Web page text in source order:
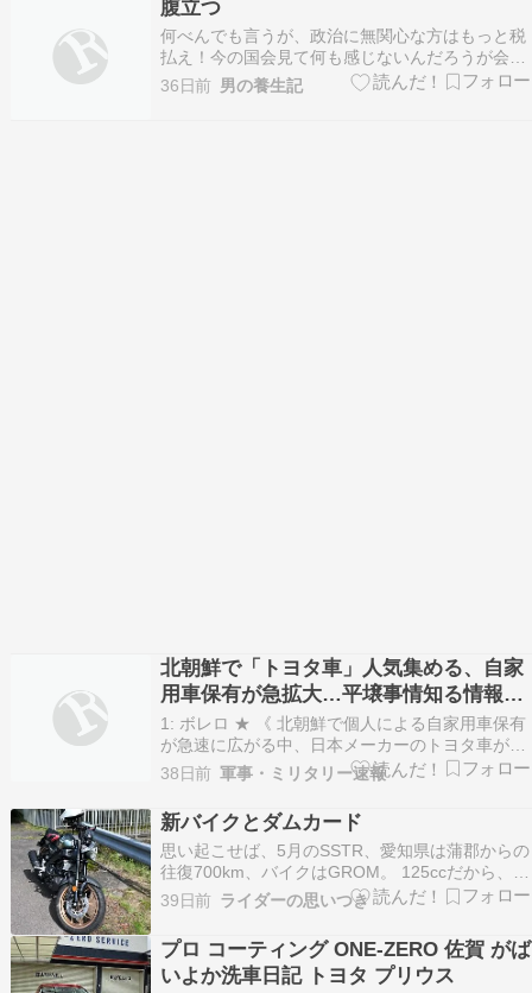
からで、欧州ではレギュラーガソリンでも日本だ
とハイオクになっ…
腹立つ
何べんでも言うが、政治に無関心な方はもっと税
払え！今の国会見て何も感じないんだろうが会期
末に向けて、最優先が皇室典範こんな事許される
のがおかしいよね。異常な円安には全く触れず、
36日前 男の養生記
北朝鮮で「トヨタ車」人気集める、自家
用車保有が急拡大…平壌事情知る情報
筋！
1: ボレロ ★ 《 北朝鮮で個人による自家用車保有
が急速に広がる中、日本メーカーのトヨタ車が平
壌市内で目立つ存在になっていることが分かっ
た。米政府系メディアのラジオ・フリー・アジア
（RFA）が23日、北朝鮮内部情報筋の話として報
じた。 》 ここまで一部引用、続きは記事ソース
をご…
38日前 軍事・ミリタリー速報
新バイクとダムカード
思い起こせば、5月のSSTR、愛知県は蒲郡からの
往復700km、バイクはGROM。 125ccだから、自
動車専用道路（高速を含む）は走れない、ずっと
下道。 さて、本日行ってまいりました。 YSPオ
ープンと同時に入り、バイクを受け取り、説明を
聞いたところでスタート。 まずは自動車…
39日前 ライダーの思いつき
プロ コーティング ONE-ZERO 佐賀 がば
いよか洗車日記 トヨタ プリウス